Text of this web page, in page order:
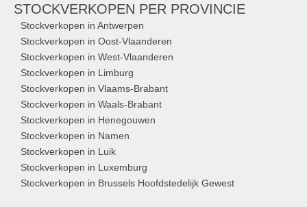
STOCKVERKOPEN PER PROVINCIE
Stockverkopen in Antwerpen
Stockverkopen in Oost-Vlaanderen
Stockverkopen in West-Vlaanderen
Stockverkopen in Limburg
Stockverkopen in Vlaams-Brabant
Stockverkopen in Waals-Brabant
Stockverkopen in Henegouwen
Stockverkopen in Namen
Stockverkopen in Luik
Stockverkopen in Luxemburg
Stockverkopen in Brussels Hoofdstedelijk Gewest